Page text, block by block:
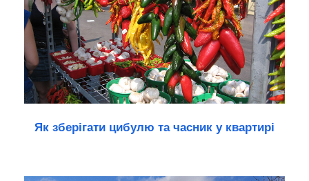
Як зберігати цибулю та часник у квартирі